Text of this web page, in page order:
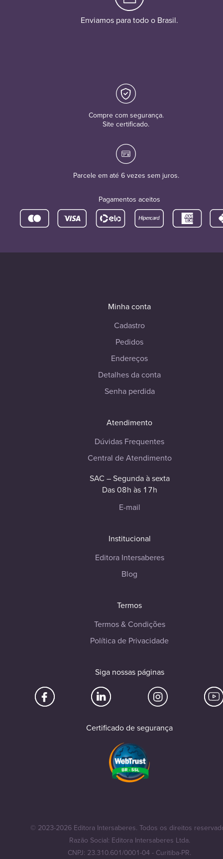
Enviamos para todo o Brasil.
Compre com segurança.
Site certificado.
Parcele em até 6 vezes sem juros.
Pagamentos aceitos
Minha conta
Cadastro
Pedidos
Endereços
Detalhes da conta
Senha perdida
Atendimento
Dúvidas Frequentes
Central de Atendimento
SAC – Segunda à sexta
Das 08h às 17h
E-mail
Institucional
Editora Intersaberes
Blog
Termos
Termos & Condições
Política de Privacidade
Siga nossas páginas
Certificado de segurança
© 2023-2026 Editora Intersaberes. Todos os direitos
Razão Social: Editora Intersaberes Ltda.
CNPJ: 23.310.601/0001-04 - Curitiba-PR.